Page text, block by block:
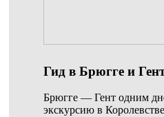
Гид в Брюгге и
Брюгге — Гент одним
экскурсию в